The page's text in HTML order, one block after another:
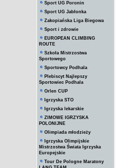
Sport UG Poronin
Sport UG Jabłonka
Zakopiańska Liga Biegowa
Sport i zdrowie
EUROPEAN CLIMBING
ROUTE
Szkoła Mistrzostwa
Sportowego
Sportowcy Podhala
Plebiscyt Najlepszy
Sportowiec Podhala
Orlen CUP
Igrzyska STO
Igrzyska lekarskie
ZIMOWE IGRZYSKA
POLONIJNE
Olimpiada młodzieży
Igrzyska Olimpijskie
Mistrzostwa Świata Igrzyska
Europejskie
Tour De Pologne Maratony